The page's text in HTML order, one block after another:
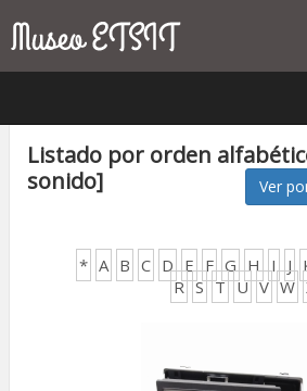
Listado por orden
sonido]
Ver
* A B C D E F G H I J
R S T U V W